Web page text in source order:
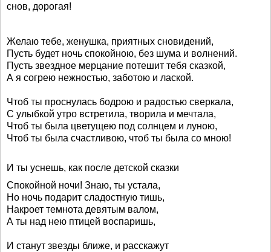
снов, дорогая!
Желаю тебе, женушка, приятных сновидений,
Пусть будет ночь спокойною, без шума и волнений.
Пусть звездное мерцание потешит тебя сказкой,
А я согрею нежностью, заботою и лаской.
Чтоб ты проснулась бодрою и радостью сверкала,
С улыбкой утро встретила, творила и мечтала,
Чтоб ты была цветущею под солнцем и луною,
Чтоб ты была счастливою, чтоб ты была со мною!
И ты уснешь, как после детской сказки
Спокойной ночи! Знаю, ты устала,
Но ночь подарит сладостную тишь,
Накроет темнота девятым валом,
А ты над нею птицей воспаришь,
И станут звезды ближе, и расскажут